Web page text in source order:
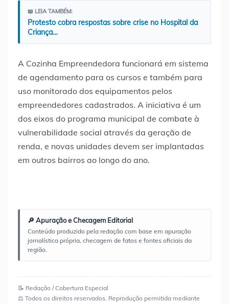
📖 LEIA TAMBÉM:
Protesto cobra respostas sobre crise no Hospital da
Criança…
A Cozinha Empreendedora funcionará em sistema
de agendamento para os cursos e também para
uso monitorado dos equipamentos pelos
empreendedores cadastrados. A iniciativa é um
dos eixos do programa municipal de combate à
vulnerabilidade social através da geração de
renda, e novas unidades devem ser implantadas
em outros bairros ao longo do ano.
🔎 Apuração e Checagem Editorial
Conteúdo produzido pela redação com base em apuração
jornalística própria, checagem de fatos e fontes oficiais da
região.
📝 Redação / Cobertura Especial
⚖️ Todos os direitos reservados. Reprodução permitida mediante